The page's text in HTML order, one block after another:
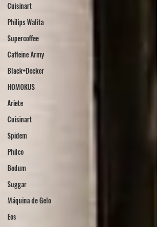
Cuisinart
Philips Walita
Supercoffee
Caffeine Army
Black+Decker
HOMOKUS
Ariete
Cuisinart
Spidem
Philco
Bodum
Suggar
Máquina de Gelo
Eos